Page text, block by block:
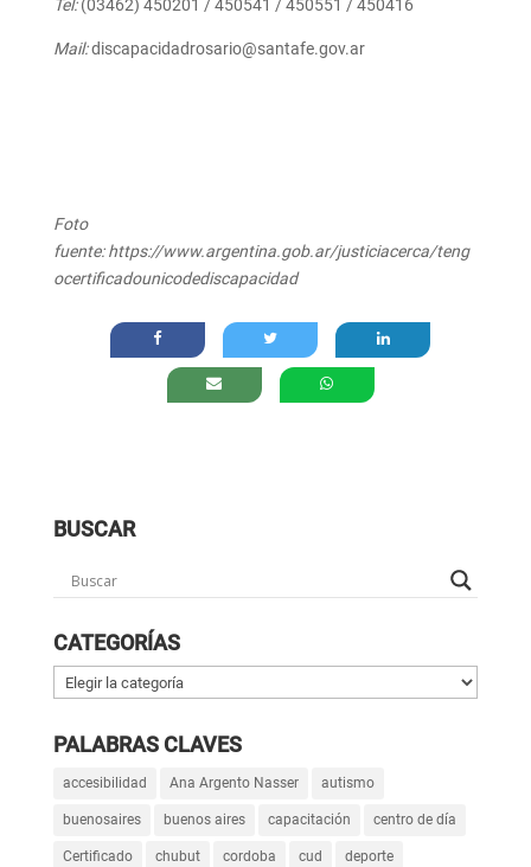
Tel:(03462) 450201 / 450541 / 450551 / 450416
Mail:discapacidadrosario@santafe.gov.ar
Foto
fuente: https://www.argentina.gob.ar/justiciacerca/teng
ocertificadounicodediscapacidad
BUSCAR
CATEGORÍAS
Categorías
PALABRAS CLAVES
accesibilidad Ana Argento Nasser autismo
buenosaires buenos aires capacitación centro de día
Certificado chubut cordoba cud deporte